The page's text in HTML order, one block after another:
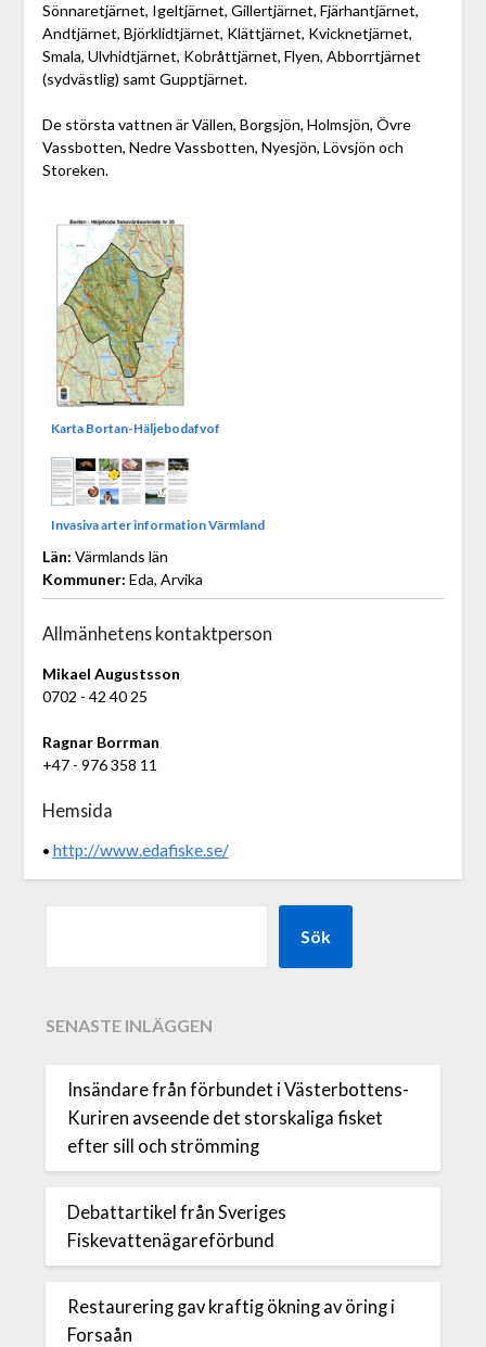
Sönnaretjärnet, Igeltjärnet, Gillertjärnet, Fjärhantjärnet,
Andtjärnet, Björklidtjärnet, Klättjärnet, Kvicknetjärnet,
Smala, Ulvhidtjärnet, Kobråttjärnet, Flyen, Abborrtjärnet
(sydvästlig) samt Gupptjärnet.
De största vattnen är Vällen, Borgsjön, Holmsjön, Övre
Vassbotten, Nedre Vassbotten, Nyesjön, Lövsjön och
Storeken.
Karta Bortan-Häljebodafvof
Invasiva arter information Värmland
Län: Värmlands län
Kommuner: Eda, Arvika
Allmänhetens kontaktperson
Mikael Augustsson
0702 - 42 40 25
Ragnar Borrman
+47 - 976 358 11
Hemsida
• http://www.edafiske.se/
Sök
SENASTE INLÄGGEN
Insändare från förbundet i Västerbottens-
Kuriren avseende det storskaliga fisket
efter sill och strömming
Debattartikel från Sveriges
Fiskevattenägareförbund
Restaurering gav kraftig ökning av öring i
Forsaån